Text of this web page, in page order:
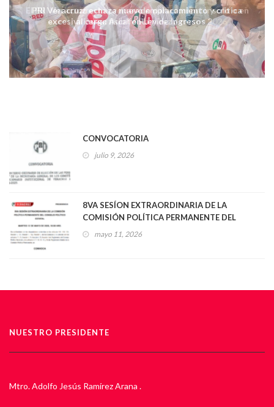
El PRI Veracruz está preparado para competir solo o en
alianza: Adolfo Ramírez Arana
CONVOCATORIA
julio 9, 2026
8VA SESÍON EXTRAORDINARIA DE LA
COMISIÓN POLÍTICA PERMANENTE DEL
CONSEJO POLÍTICO ESTATAL
mayo 11, 2026
NUESTRO PRESIDENTE
Mtro. Adolfo Jesús Ramírez Arana .